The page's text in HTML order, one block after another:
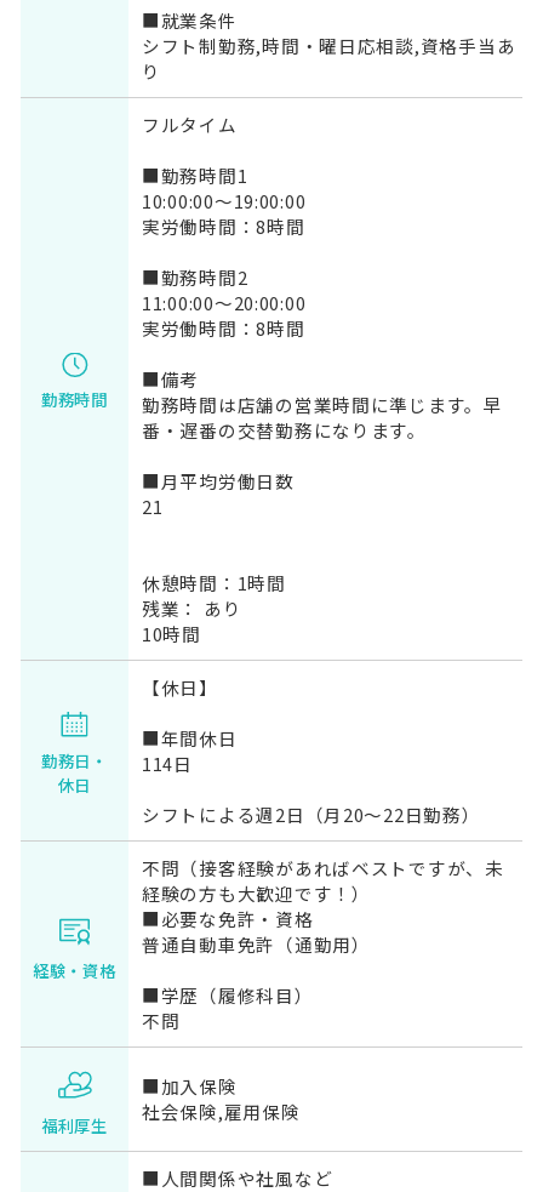
■就業条件
シフト制勤務,時間・曜日応相談,資格手当あ
り
勤務時間
フルタイム
■勤務時間1
10:00:00～19:00:00
実労働時間：8時間
■勤務時間2
11:00:00～20:00:00
実労働時間：8時間
■備考
勤務時間は店舗の営業時間に準じます。早
番・遅番の交替勤務になります。
■月平均労働日数
21
休憩時間：1時間
残業： あり
10時間
勤務日・
休日
【休日】
■年間休日
114日
シフトによる週2日（月20～22日勤務）
経験・資格
不問（接客経験があればベストですが、未
経験の方も大歓迎です！）
■必要な免許・資格
普通自動車免許（通勤用）
■学歴（履修科目）
不問
福利厚生
■加入保険
社会保険,雇用保険
■人間関係や社風など